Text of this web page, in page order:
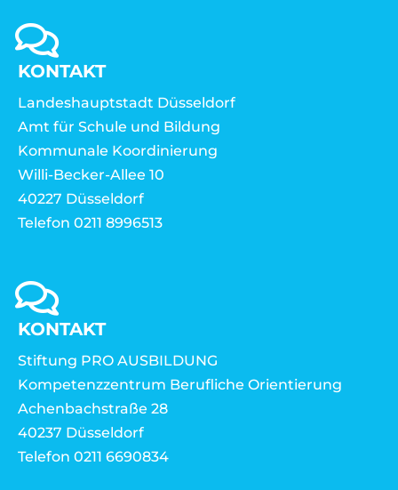
KONTAKT
Landeshauptstadt Düsseldorf
Amt für Schule und Bildung
Kommunale Koordinierung
Willi-Becker-Allee 10
40227 Düsseldorf
Telefon 0211 8996513
KONTAKT
Stiftung PRO AUSBILDUNG
Kompetenzzentrum Berufliche Orientierung
Achenbachstraße 28
40237 Düsseldorf
Telefon 0211 6690834